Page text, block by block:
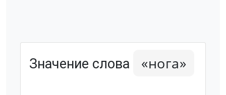
Значение слова «нога»